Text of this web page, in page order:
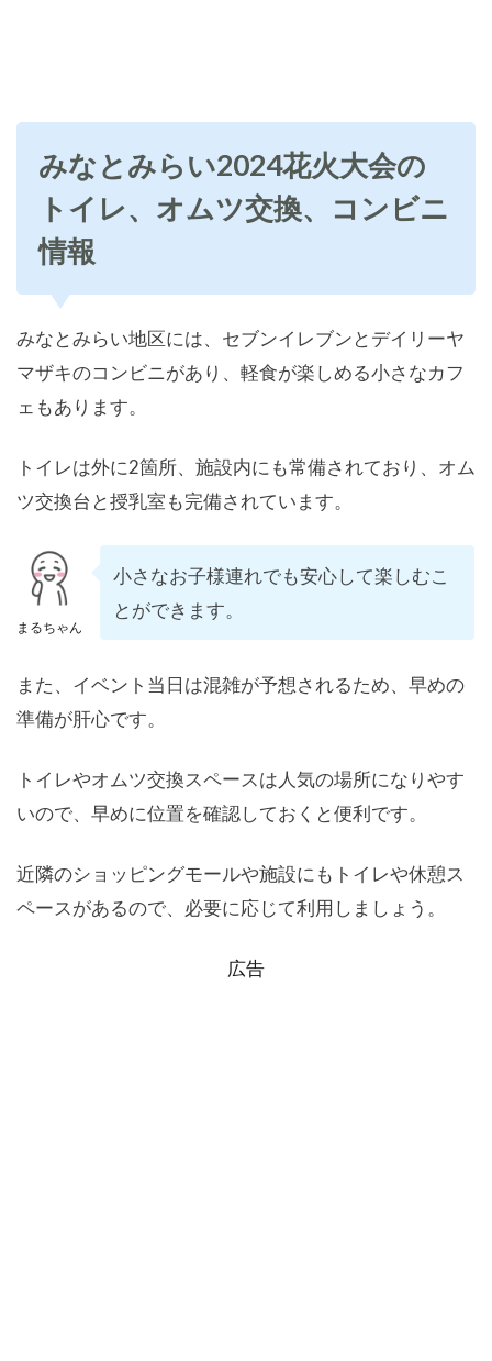
みなとみらい2024花火大会の
トイレ、オムツ交換、コンビニ
情報
みなとみらい地区には、セブンイレブンとデイリーヤ
マザキのコンビニがあり、軽食が楽しめる小さなカフ
ェもあります。
トイレは外に2箇所、施設内にも常備されており、オム
ツ交換台と授乳室も完備されています。
まるちゃん
小さなお子様連れでも安心して楽しむこ
とができます。
また、イベント当日は混雑が予想されるため、早めの
準備が肝心です。
トイレやオムツ交換スペースは人気の場所になりやす
いので、早めに位置を確認しておくと便利です。
近隣のショッピングモールや施設にもトイレや休憩ス
ペースがあるので、必要に応じて利用しましょう。
広告